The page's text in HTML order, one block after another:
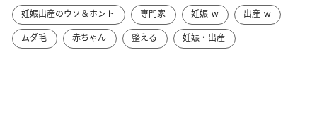
妊娠出産のウソ＆ホント 専門家 妊娠_w
出産_w
ムダ毛
赤ちゃん 整える 妊娠・出産